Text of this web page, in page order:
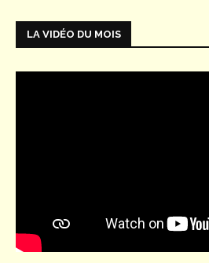
LA VIDÉO DU MOIS